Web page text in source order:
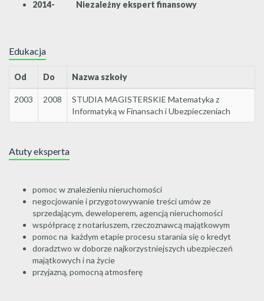
2014- Niezależny ekspert finansowy
Edukacja
Od Do Nazwa szkoły
2003 2008
STUDIA MAGISTERSKIE Matematyka z
Informatyką w Finansach i Ubezpieczeniach
Atuty eksperta
pomoc w znalezieniu nieruchomości
negocjowanie i przygotowywanie treści umów ze
sprzedającym, deweloperem, agencją nieruchomości
współpracę z notariuszem, rzeczoznawcą majątkowym
pomoc na każdym etapie procesu starania się o kredyt
doradztwo w doborze najkorzystniejszych ubezpieczeń
majątkowych i na życie
przyjazną, pomocną atmosferę